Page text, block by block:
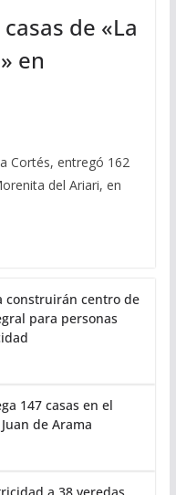
de «La
en
Cortés, entregó 162
del Ariari, en
construirán centro de
para personas
147 casas en el
Juan de Arama
a 38 veredas